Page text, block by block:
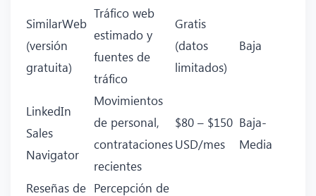
SimilarWeb
(versión
gratuita)
Tráfico web
estimado y
fuentes de
tráfico
Gratis
(datos
limitados)
Baja
LinkedIn
Sales
Navigator
Movimientos
de personal,
contrataciones
recientes
$80 – $150
USD/mes
Baja-
Media
Reseñas de Percepción de